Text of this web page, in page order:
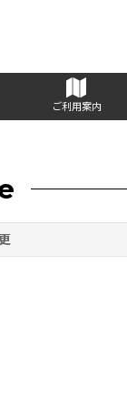
ご利用案内